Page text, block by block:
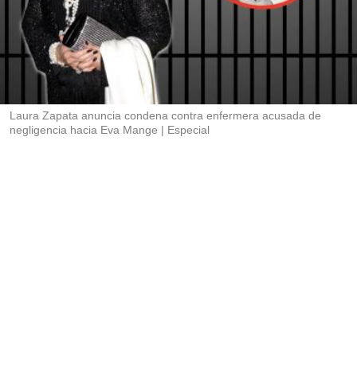
m
a
r
t
Laura Zapata anuncia condena contra enfermera acusada de
negligencia hacia Eva Mange
Especial